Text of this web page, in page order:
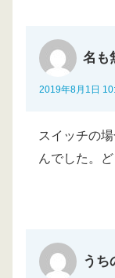
名も
2019年8月1日
スイッチの
んでした。
うち